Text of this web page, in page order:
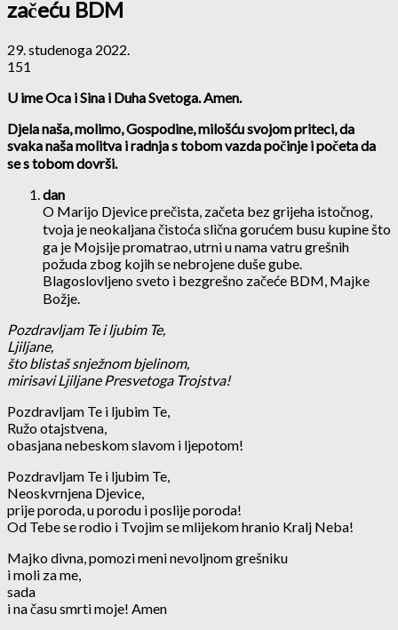
začeću BDM
29. studenoga 2022.
151
U ime Oca i Sina i Duha Svetoga.Amen.
Djela naša, molimo, Gospodine, milošću svojom priteci, da
svaka naša molitva i radnja s tobom vazda počinje i početa da
se s tobom dovrši.
dan
O Marijo Djevice prečista, začeta bez grijeha istočnog,
tvoja je neokaljana čistoća slična gorućem busu kupine što
ga je Mojsije promatrao, utrni u nama vatru grešnih
požuda zbog kojih se nebrojene duše gube.
Blagoslovljeno sveto i bezgrešno začeće BDM, Majke
Božje.
Pozdravljam Te i ljubim Te,
Ljiljane,
što blistaš snježnom bjelinom,
mirisavi Ljiljane Presvetoga Trojstva!
Pozdravljam Te i ljubim Te,
Ružo otajstvena,
obasjana nebeskom slavom i ljepotom!
Pozdravljam Te i ljubim Te,
Neoskvrnjena Djevice,
prije poroda, u porodu i poslije poroda!
Od Tebe se rodio i Tvojim se mlijekom hranio Kralj Neba!
Majko divna, pomozi meni nevoljnom grešniku
i moli za me,
sada
i na času smrti moje! Amen